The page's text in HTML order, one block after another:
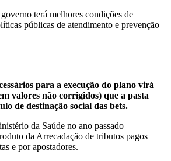
terá melhores condições de
públicas de atendimento e prevenção
para a execução do plano virá
valores não corrigidos) que a pasta
de destinação social das bets.
da Saúde no ano passado
da Arrecadação de tributos pagos
e por apostadores.